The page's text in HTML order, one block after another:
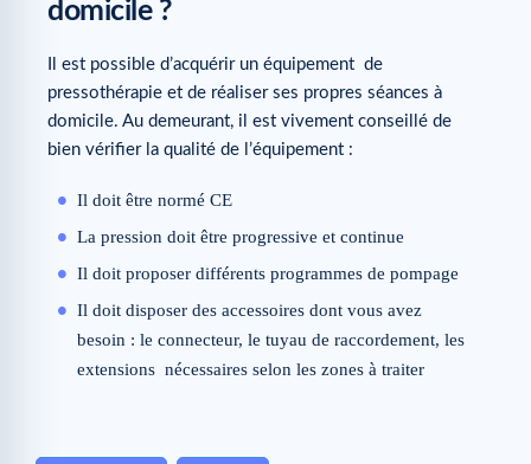
domicile ?
Il est possible d’acquérir un équipement de
pressothérapie et de réaliser ses propres séances à
domicile. Au demeurant, il est vivement conseillé de
bien vérifier la qualité de l’équipement :
Il doit être normé CE
La pression doit être progressive et continue
Il doit proposer différents programmes de pompage
Il doit disposer des accessoires dont vous avez
besoin : le connecteur, le tuyau de raccordement, les
extensions nécessaires selon les zones à traiter